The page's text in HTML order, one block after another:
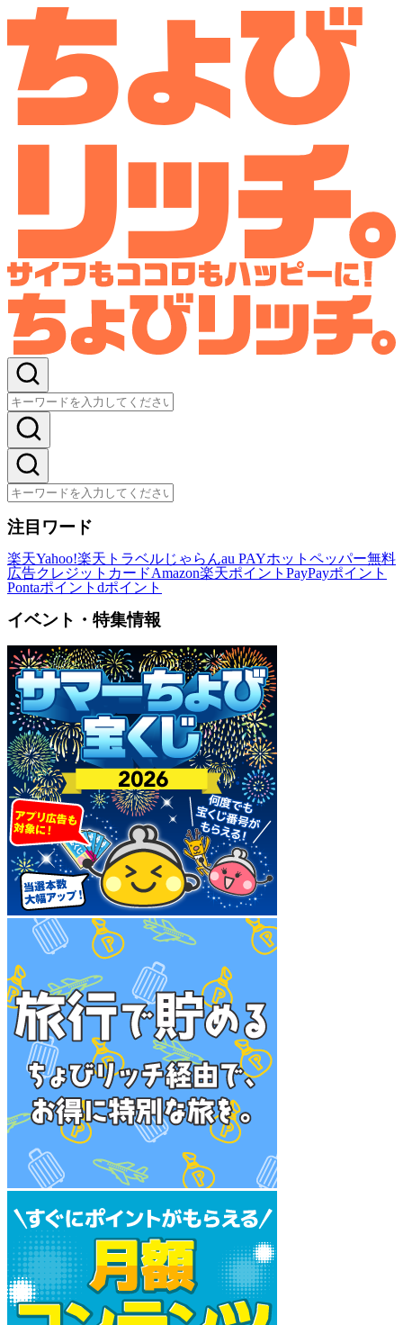
注目ワード
楽天Yahoo!楽天トラベルじゃらんau PAYホットペッパー無料
広告クレジットカードAmazon楽天ポイント PayPayポイント
Pontaポイント dポイント
イベント・特集情報